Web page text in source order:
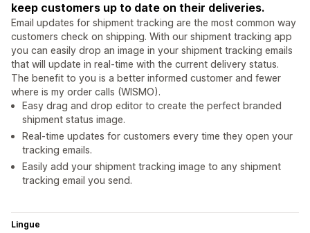
keep customers up to date on their deliveries.
Email updates for shipment tracking are the most common way
customers check on shipping. With our shipment tracking app
you can easily drop an image in your shipment tracking emails
that will update in real-time with the current delivery status.
The benefit to you is a better informed customer and fewer
where is my order calls (WISMO).
Easy drag and drop editor to create the perfect branded
shipment status image.
Real-time updates for customers every time they open your
tracking emails.
Easily add your shipment tracking image to any shipment
tracking email you send.
Lingue